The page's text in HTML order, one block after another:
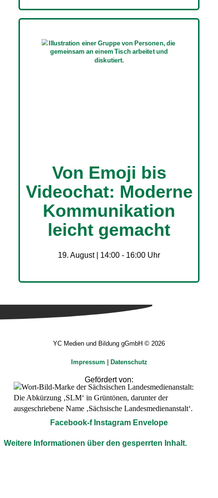
Von Emoji bis
Videochat: Moderne
Kommunikation
leicht gemacht
19. August | 14:00 - 16:00
YC Medien und Bildung gGmbH © 2026
Impressum Datenschutz
Gefördert von:
Facebook-f Instagram Envelope
Weitere Informationen über den gesperrten Inhalt.